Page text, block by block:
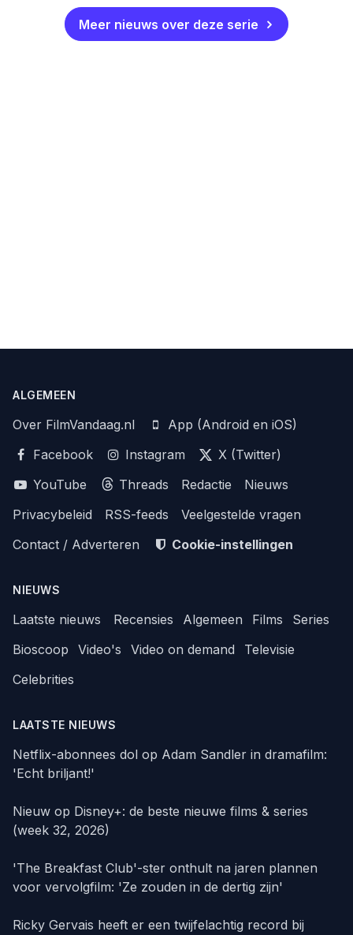
Meer nieuws over deze serie
ALGEMEEN
Over FilmVandaag.nl
App (Android en iOS)
Facebook
Instagram
X (Twitter)
YouTube
Threads Redactie
Nieuws
Privacybeleid
RSS-feeds
Veelgestelde vragen
Contact / Adverteren
Cookie-instellingen
NIEUWS
Laatste nieuws Recensies Algemeen Films
Series
Bioscoop
Video's Video on demand
Televisie
Celebrities
LAATSTE NIEUWS
Netflix-abonnees dol op Adam Sandler in dramafilm:
'Echt briljant!'
Nieuw op Disney+: de beste nieuwe films & series
(week 32, 2026)
'The Breakfast Club'-ster onthult na jaren plannen
voor vervolgfilm: 'Ze zouden in de dertig zijn'
Ricky Gervais heeft er een twijfelachtig record bij